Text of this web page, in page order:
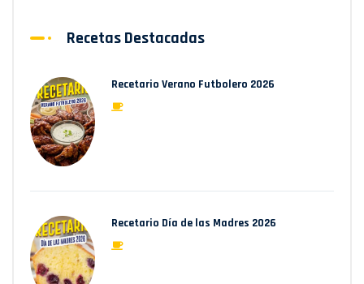
Recetas Destacadas
Recetario Verano Futbolero 2026
Recetario Día de las Madres 2026